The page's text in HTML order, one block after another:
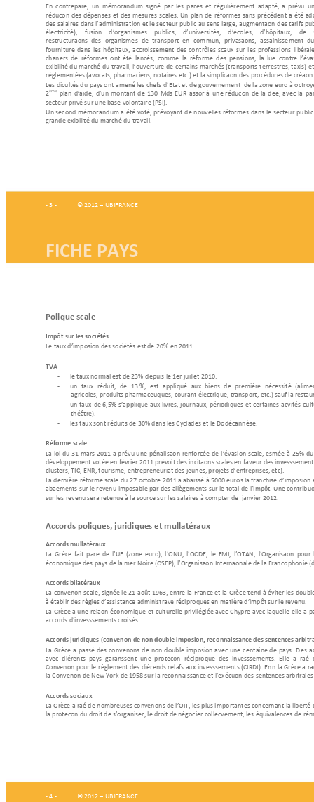
- 3 - © 2012 – UBIFRANCE
En contrepartie, un mémorandum signé par les parties et régulièrement adapté, a prévu
réduction des dépenses et des mesures scales. Un plan de réformes sans précédent a été
des salaires dans l’administration et le secteur public au sens large, augmentation des tarifs
électricité),
fusion d’organismes publics, d’universités, d’écoles, d’hôpitaux, de
restructurations des organismes de transport en commun, privatisations, assainissement
fourniture dans les hôpitaux, accroissement des contrôles fiscaux sur les professions
chantiers de réformes  ont été lancés, comme la réforme des pensions, la lutte  contre
flexibilité du marché du travail, l’ouverture de certains marchés (transports terrestres, taxis)
réglementées (avocats, pharmaciens, notaires etc.) et la simplification des procédures de
Les difficultés du pays ont amené les chefs d’Etat et de gouvernement de la zone euro à
2ème plan d’aid e, d’un montant de 130 Mds EUR assorti à une réduction de la dette, avec la
secteur privé sur une base volontaire (PSI).
Un second mémorandum a été voté, prévoyant de nouvelles réformes dans le secteur pu
grande flexibilité du marché du travail.
FICHE PAYS
- 4 - © 2012 – UBIFRANCE
Politique fiscale
Impôt sur les sociétés
Le taux d’imposition des sociétés est de 20% en 2011.
TVA
-
le taux normal est de 23% depuis le 1er juillet 2010.
-
un taux réduit, de 13 %, est appliqué aux biens de première nécessité
agricoles, produits p harmaceutiques, courant électrique, transport, etc.) sauf la
-
un taux de 6,5% s’applique aux livres, journaux, périodiques et certaines activités
théâtre).
-
les taux sont réduits de 30% dans les Cyclades et le Dodécannèse.
Réforme fiscale
La loi du 31 mars 2011 a prévu une pénalisation renforcée de l’évasion fiscale, estimée à 25%
développement votée en février 2011 prévoit des incitations fiscales en faveur des investissement
clusters, TIC, ENR, tourisme, entrepreneuriat des jeunes, projets d’entreprises, etc).
La dernière réforme fiscale du 27 octobre 2011 a abaissé à 5000 euros la franchise d’imposition
abattements sur le revenu imposable par des allègements sur le total de l’impôt. Une contrib
sur les revenu sera retenue à la source sur les salaires à compter de  janvier 2012.
Accords politiques, juridiques et multilatéraux
Accords multilatéraux
La Grèce fait partie de l’UE (zone euro), l’ONU, l’OCDE, le FMI, l’OTAN, l’Organisation pour
économique des pays de la mer Noire (OSEP), l’Organisation Internationale de la Francophonie
Accords bilatéraux
La convention fiscale, signée l e 21 août 1963, entre la France et la Grèce tend à éviter les
à établir des règles d’assistance administrative réciproques en matière d’impôt sur le revenu.
La Grèce a une relation économique et culturelle privilégiée avec Chypre avec laquelle elle a
accords d’investissements croisés.
Accords juridiques (convention de non double imposition, reconnaissance des sentences
La Grèce a passé des conventions de non double imposition avec une centaine de pays. Des
avec différents pays garantissent une  protection réciproque des investissements. Elle a ratifié
Convention pour le règlement des différends relatifs aux investissements (CIRDI). Enfin la Grèce a
la Convention de New York de 1958 sur la reconnaissance et l’exécution des sentences arbitrales
Accords sociaux
La Grèce a ratifié de nombreuses conventions de l’OIT, les plus importantes concernant la liberté
la protection du droit de s’organiser, le droit de négocier collectivement, les équivalences de